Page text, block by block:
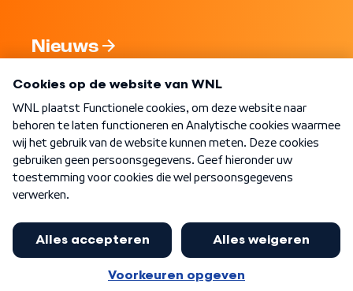
Nieuws
Nieuwsbrief
Word Lid